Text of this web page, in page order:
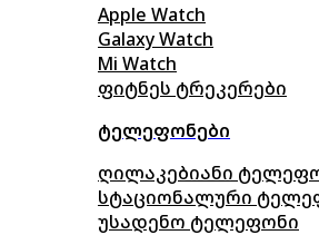
Apple Watch
Galaxy Watch
Mi Watch
ფიტნეს ტრეკერები
ტელეფონები
ღილაკებიანი
სტაციონალური
უსადენო ტელეფონი